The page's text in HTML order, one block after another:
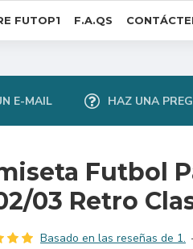
FUTOP1 F.A.QS
E-MAIL HAZ UNA
Futbol
03 Retro
Basado en las reseñas de 1.